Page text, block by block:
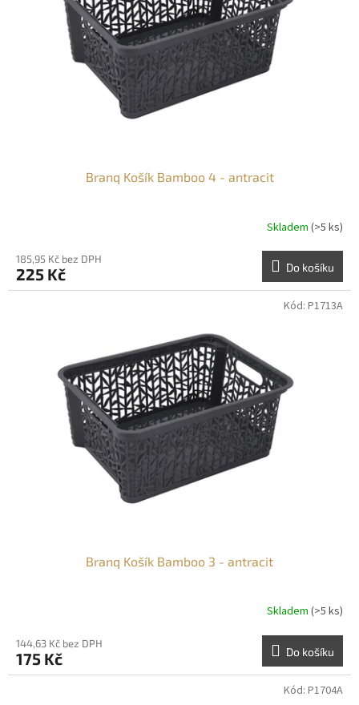
Branq Košík Bamboo 4 - antracit
Skladem (>5 ks)
185,95 Kč bez DPH
225 Kč Do košíku
Branq Košík Bamboo 3 - antracit
Skladem (>5 ks)
144,63 Kč bez DPH
175 Kč Do košíku
Kód: P1713A
Kód: P1704A